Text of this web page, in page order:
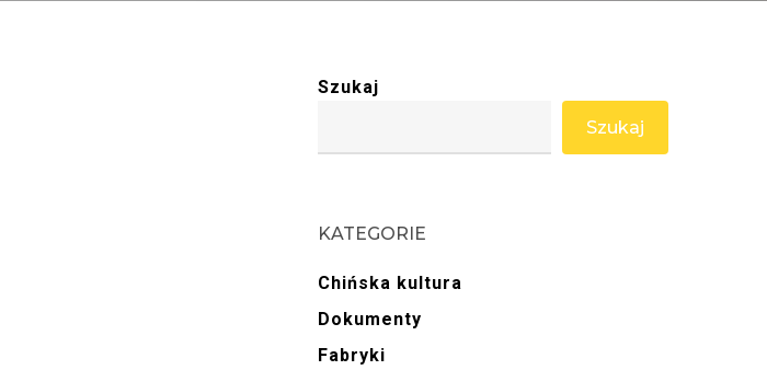
Szukaj
Szukaj
KATEGORIE
Chińska kultura
Dokumenty
Fabryki